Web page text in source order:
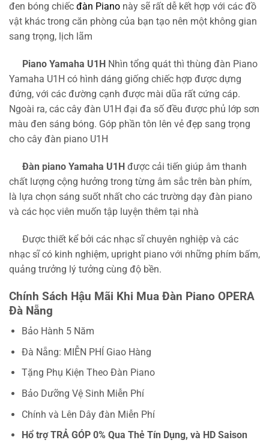
đen bóng chiếc đàn Piano này sẽ rất dễ kết hợp với các đồ
vật khác trong căn phòng của bạn tạo nên một không gian
sang trọng, lịch lãm
Piano Yamaha U1H Nhìn tổng quát thì thùng đàn Piano
Yamaha U1H có hình dáng giống chiếc hợp được dựng
đứng, với các đường cạnh được mài dũa rất cứng cáp.
Ngoài ra, các cây đàn U1H đại đa số đều được phủ lớp sơn
màu đen sáng bóng. Góp phần tôn lên vẻ đẹp sang trọng
cho cây đàn piano U1H
Đàn piano Yamaha U1H được cải tiến giúp âm thanh
chất lượng cộng hưởng trong từng âm sắc trên bàn phím,
là lựa chọn sáng suốt nhất cho các trường dạy đàn piano
và các học viên muốn tập luyện thêm tại nhà
Được thiết kể bởi các nhạc sĩ chuyên nghiệp và các
nhạc sĩ có kinh nghiệm, upright piano với những phím bấm,
quảng trưởng lý tưởng cùng độ bền.
Chính Sách Hậu Mãi Khi Mua Đàn Piano OPERA
Đà Nẵng
Bảo Hành 5 Năm
Đà Nẵng: MIỄN PHÍ Giao Hàng
Tặng Phụ Kiện Theo Đàn Piano
Bảo Dưỡng Vệ Sinh Miễn Phí
Chính và Lên Dây đàn Miễn Phí
Hổ trợ TRẢ GÓP 0% Qua Thẻ Tín Dụng, và HD Saison